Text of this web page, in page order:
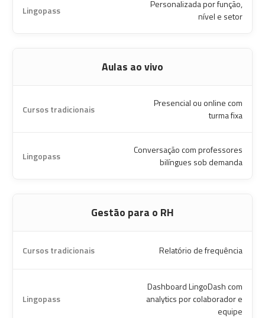
Personalizada por função,
nível e setor
Aulas ao vivo
Presencial ou online com
turma fixa
Conversação com professores
bilíngues sob demanda
Gestão para o RH
Relatório de frequência
Dashboard LingoDash com
analytics por colaborador e
equipe